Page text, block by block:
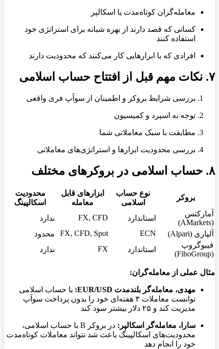
معامله‌گران کوتاه‌مدت یا اسکالپر
کسانی که قصد دارند از بهره شبانه برای استراتژی خود
استفاده کنند
افرادی که با ابزارهایی کار می‌کنند که محدودیت دارند
۷. نکات مهم قبل از افتتاح حساب اسلامی
بررسی شرایط بروکر و اطمینان از سوآپ فری واقعی
توجه به اسپرد و کمیسیون
مطابقت با سبک معاملاتی شما
بررسی محدودیت ابزارها و استراتژی‌های معاملاتی
۸. حساب اسلامی در بروکرهای مختلف
بروکر
نوع حساب
اسلامی
ابزارهای قابل
معامله
محدودیت
اسکالپینگ
آمارکتس
(AMarkets)
استاندارد FX, CFD
ندارد
آلپاری (Alpari)
ECN
FX, CFD, Spot
محدود
فیبوگروپ
(FiboGroup)
استاندارد FX ندارد
مثال عملی از معامله‌گران:
مهدی، معامله‌گر بلندمدت EUR/USD:
با حساب اسلامی
توانست معاملات ۳ هفته‌ای خود را بدون پرداخت سوآپ
مدیریت کند و ۲۵ دلار بیشتر سود کند
سارا، معامله‌گر اسکالپر:
در بروکر B با حساب اسلامی،
محدودیت‌های اسکالپینگ باعث شد نتواند معاملات کوتاه‌مدت
خود را انجام دهد